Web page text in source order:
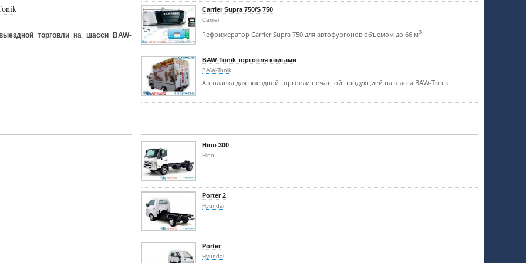
торговли на шасси BAW-
Carrier Supra 750/S 750
Carrier
Рефрижератор Carrier Supra 750 для автофургонов объемом до 66 м3
BAW-Tonik торговля книгами
BAW-Tonik
Автолавка для выездной торговли печатной продукцией на шасси BAW-Tonik
Hino 300
Hino
Porter 2
Hyundai
Porter
Hyundai